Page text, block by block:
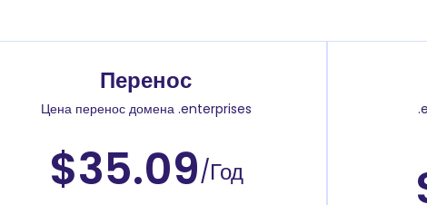
Перенос
Цена перенос домена .enterprises
$35.09/Год